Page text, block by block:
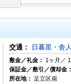
交通： 日暮里・舎
敷金／礼金： 1ヶ月／
保証金／敷引／償却金：
所在地： 足立区扇